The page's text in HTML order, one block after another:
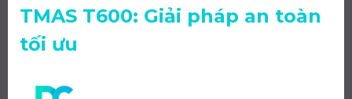
TMAS T600: Giải pháp an toàn
tối ưu